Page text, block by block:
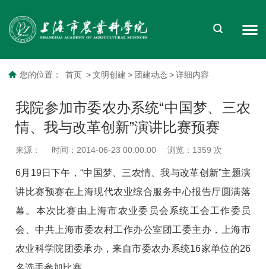
您的位置： 首页 > 文明创建 > 团建动态 > 详细内容
我院参加市委农办系统“中国梦、三农
情、我与改革创新”演讲比赛预赛
来源： 时间：2014-06-23 00:00:00 浏览： 1359 次
6月19日下午，“中国梦、三农情、我与改革创新”主题演
讲比赛预赛在上海现代农业综合服务中心报告厅圆满落
幕。本次比赛由上海市农业委员会系统工会工作委员
会、中共上海市委农村工作办公室团工委主办，上海市
农业科学院团委承办，来自市委农办系统16家单位的26